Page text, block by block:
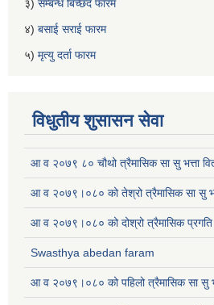
३) सम्बन्ध बिच्छेद फारम
४) बसाई सराई फारम
५) मृत्यु दर्ता फारम
विधुतीय शुसासन सेवा
आ व २०७९ ८० चौथो त्रैमासिक सा सु भत्ता
आ व २०७९।०८० को तेश्रो त्रैमासिक सा सु
आ व २०७९।०८० को दोश्रो त्रैमासिक प्रगति
Swasthya abedan faram
आ व २०७९।०८० को पहिलो त्रैमासिक सा सु